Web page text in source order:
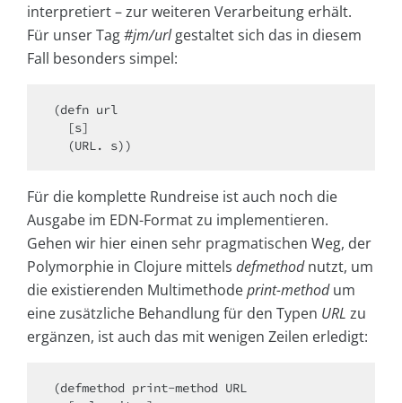
interpretiert – zur weiteren Verarbeitung erhält.
Für unser Tag#jm/urlgestaltet sich das in diesem
Fall besonders simpel:
(defn url
Für die komplette Rundreise ist auch noch die
Ausgabe im EDN-Format zu implementieren.
Gehen wir hier einen sehr pragmatischen Weg, der
Polymorphie in Clojure mittels defmethodnutzt, um
die existierenden Multimethodeprint-methodum
eine zusätzliche Behandlung für den Typen URL zu
ergänzen, ist auch das mit wenigen Zeilen erledigt:
(defmethod print-method URL